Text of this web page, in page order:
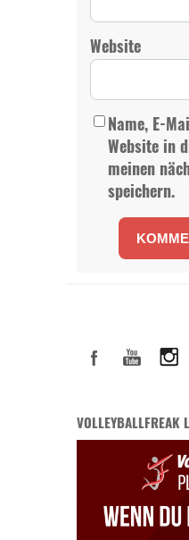
Website
Name, E-
Website in
meinen
speichern.
VOLLEYBALLFREAK